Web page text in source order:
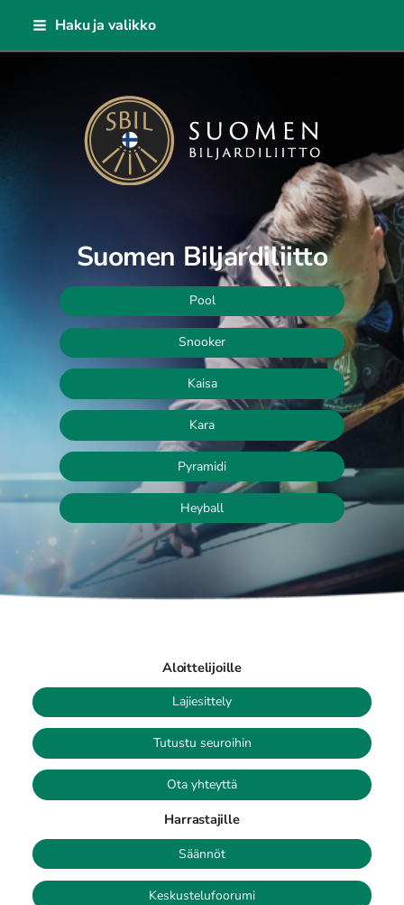
Siirry
sisältöön
Haku ja valikko
Suomen Biljardiliitto ry
Suomen Biljardiliitto
Pool
Snooker
Kaisa
Kara
Pyramidi
Heyball
Aloittelijoille
Lajiesittely
Tutustu seuroihin
Ota yhteyttä
Harrastajille
Säännöt
Keskustelufoorumi